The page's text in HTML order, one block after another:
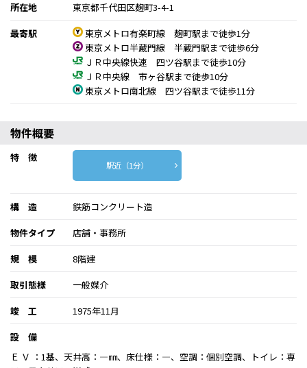
所在地
東京都千代田区麹町3-4-1
最寄駅
東京メトロ有楽町線 麹町駅まで徒歩1分
東京メトロ半蔵門線 半蔵門駅まで徒歩6分
ＪＲ中央線快速 四ツ谷駅まで徒歩10分
ＪＲ中央線 市ヶ谷駅まで徒歩10分
東京メトロ南北線 四ツ谷駅まで徒歩11分
物件概要
特 徴
駅近（1分）
構 造
鉄筋コンクリート造
物件タイプ
店舗・事務所
規 模
8階建
取引態様
一般媒介
竣 工
1975年11月
設 備
Ｅ Ｖ ：1基、天井高：―㎜、床仕様：―、空調：個別空調、トイレ：専